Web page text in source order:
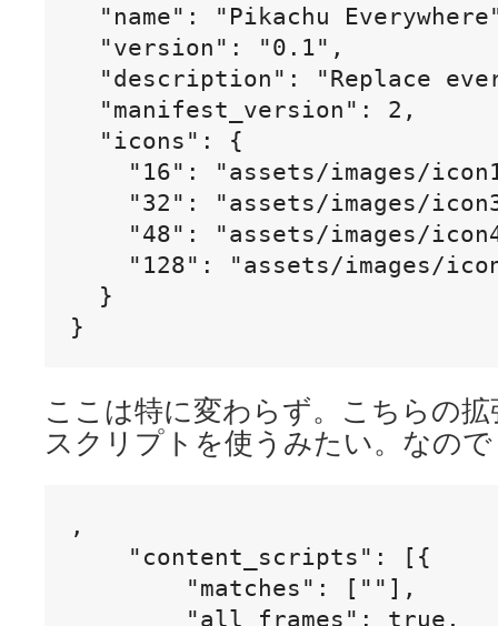
"name": "Pikachu
  "version": "0.1",
"description": "Replace
  "manifest_version": 2,
  "icons": {
"16": "assets/images/
"32": "assets/images/
"48": "assets/images/
"128": "assets/images/
  }
}
ここは特に変わらず。こちらの
スクリプトを使うみたい。なので
,
    "content_scripts": [{
        "matches": [""],
        "all_frames": true,